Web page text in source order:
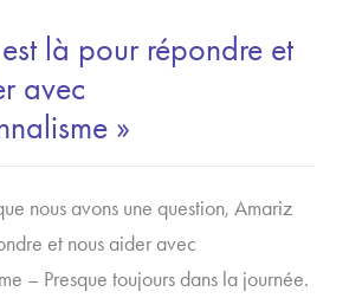
là pour répondre et
avec
»
nous avons une question, Amariz
et nous aider avec
– Presque toujours dans la journée.